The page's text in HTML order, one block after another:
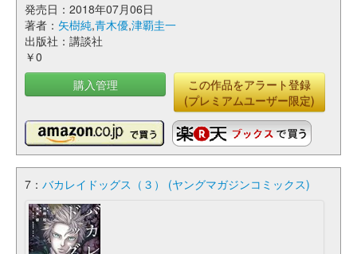
発売日：2018年07月06日
著者： 矢樹純,青木優,津覇圭一
出版社：講談社
￥0
購入管理
この作品をアラート登録
(プレミアムユーザー限定)
7： バカレイドッグス（３） (ヤングマガジンコミックス)